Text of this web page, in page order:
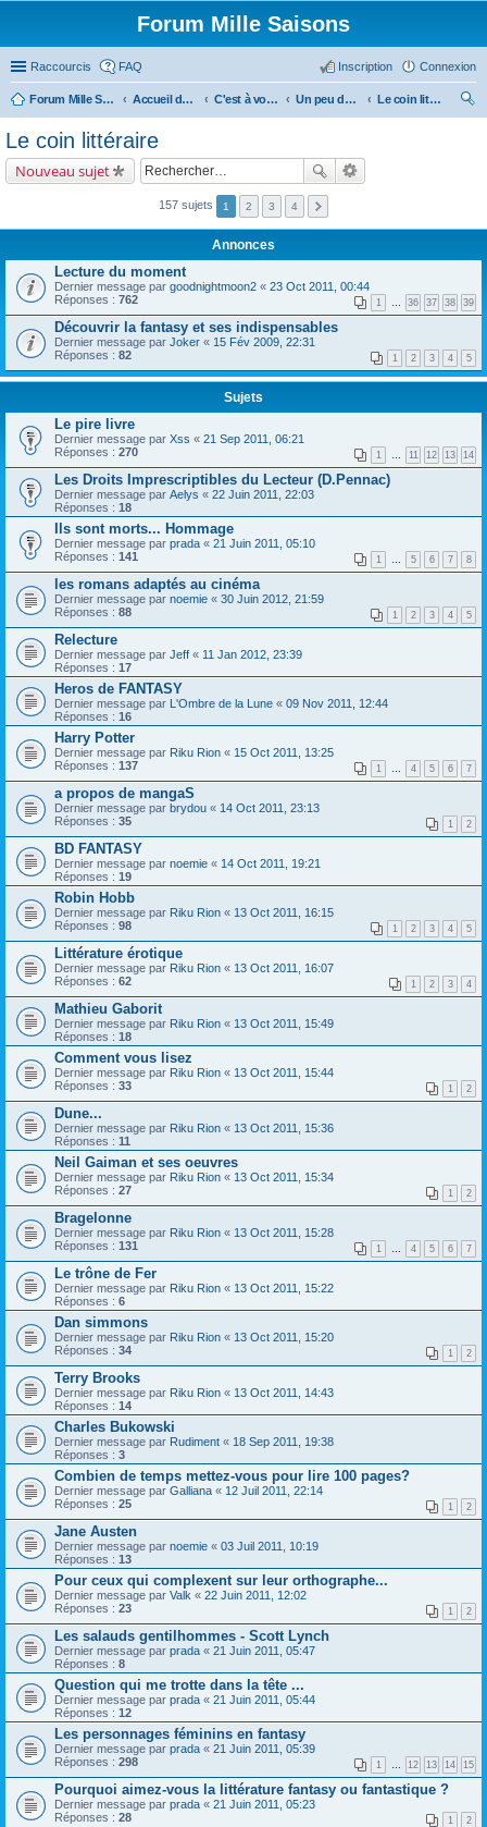
Forum Mille Saisons
Raccourcis FAQ Connexion
Inscription
Forum Mille Saisons Accueil du forum C'est à vous ! Un peu de culture...
Le coin littéraire
Le coin littéraire
Nouveau sujet
157 sujets 1 2 3 4
Annonces
Lecture du moment
Dernier message par goodnightmoon2 « 23 Oct 2011, 00:44
Réponses : 762 1 … 36 37 38 39
Découvrir la fantasy et ses indispensables
Dernier message par Joker « 15 Fév 2009, 22:31
Réponses : 82 1 2 3 4 5
Sujets
Le pire livre
Dernier message par Xss « 21 Sep 2011, 06:21
Réponses : 270 1 … 11 12 13 14
Les Droits Imprescriptibles du Lecteur (D.Pennac)
Dernier message par Aelys « 22 Juin 2011, 22:03
Réponses : 18
Ils sont morts... Hommage
Dernier message par prada « 21 Juin 2011, 05:10
Réponses : 141 1 … 5 6 7 8
les romans adaptés au cinéma
Dernier message par noemie « 30 Juin 2012, 21:59
Réponses : 88 1 2 3 4 5
Relecture
Dernier message par Jeff « 11 Jan 2012, 23:39
Réponses : 17
Heros de FANTASY
Dernier message par L'Ombre de la Lune « 09 Nov 2011, 12:44
Réponses : 16
Harry Potter
Dernier message par Riku Rion « 15 Oct 2011, 13:25
Réponses : 137 1 … 4 5 6 7
a propos de mangaS
Dernier message par brydou « 14 Oct 2011, 23:13
Réponses : 35 1 2
BD FANTASY
Dernier message par noemie « 14 Oct 2011, 19:21
Réponses : 19
Robin Hobb
Dernier message par Riku Rion « 13 Oct 2011, 16:15
Réponses : 98 1 2 3 4 5
Littérature érotique
Dernier message par Riku Rion « 13 Oct 2011, 16:07
Réponses : 62 1 2 3 4
Mathieu Gaborit
Dernier message par Riku Rion « 13 Oct 2011, 15:49
Réponses : 18
Comment vous lisez
Dernier message par Riku Rion « 13 Oct 2011, 15:44
Réponses : 33 1 2
Dune...
Dernier message par Riku Rion « 13 Oct 2011, 15:36
Réponses : 11
Neil Gaiman et ses oeuvres
Dernier message par Riku Rion « 13 Oct 2011, 15:34
Réponses : 27 1 2
Bragelonne
Dernier message par Riku Rion « 13 Oct 2011, 15:28
Réponses : 131 1 … 4 5 6 7
Le trône de Fer
Dernier message par Riku Rion « 13 Oct 2011, 15:22
Réponses : 6
Dan simmons
Dernier message par Riku Rion « 13 Oct 2011, 15:20
Réponses : 34 1 2
Terry Brooks
Dernier message par Riku Rion « 13 Oct 2011, 14:43
Réponses : 14
Charles Bukowski
Dernier message par Rudiment « 18 Sep 2011, 19:38
Réponses : 3
Combien de temps mettez-vous pour lire 100 pages?
Dernier message par Galliana « 12 Juil 2011, 22:14
Réponses : 25 1 2
Jane Austen
Dernier message par noemie « 03 Juil 2011, 10:19
Réponses : 13
Pour ceux qui complexent sur leur orthographe...
Dernier message par Valk « 22 Juin 2011, 12:02
Réponses : 23 1 2
Les salauds gentilhommes - Scott Lynch
Dernier message par prada « 21 Juin 2011, 05:47
Réponses : 8
Question qui me trotte dans la tête ...
Dernier message par prada « 21 Juin 2011, 05:44
Réponses : 12
Les personnages féminins en fantasy
Dernier message par prada « 21 Juin 2011, 05:39
Réponses : 298 1 … 12 13 14 15
Pourquoi aimez-vous la littérature fantasy ou fantastique ?
Dernier message par prada « 21 Juin 2011, 05:23
Réponses : 28 1 2